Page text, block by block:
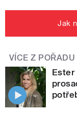
Jak
VÍCE Z POŘADU